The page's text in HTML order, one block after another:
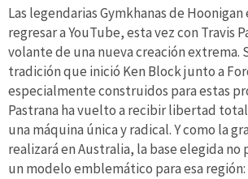
Las legendarias Gymkhanas de
regresar a YouTube, esta vez con Travis
volante de una nueva creación extrema.
tradición que inició Ken Block junto a
especialmente construidos para estas
Pastrana ha vuelto a recibir libertad
una máquina única y radical. Y como la
realizará en Australia, la base elegida no
un modelo emblemático para esa